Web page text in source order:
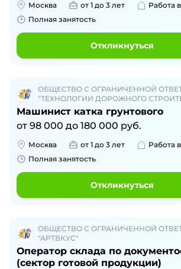
Москва от 1 до 3 лет
Работа
Полная занятость
Откликнуться
ОБЩЕСТВО С ОГРАНИЧЕННОЙ
"ТЕХНОЛОГИИ ДОРОЖНОГО
Машинист катка грунтового
от 98 000 до 180 000 руб.
Москва от 1 до 3 лет
Работа
Полная занятость
Откликнуться
ОБЩЕСТВО С ОГРАНИЧЕННОЙ
"АРТВКУС"
Оператор склада по
(сектор готовой продукции)